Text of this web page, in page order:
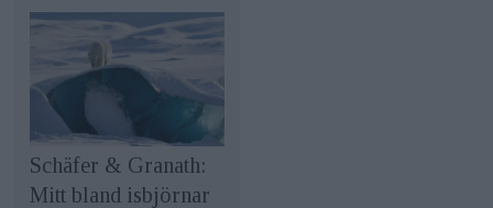
Schäfer & Granath:
Mitt bland isbjörnar